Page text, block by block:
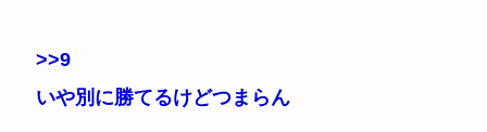
>>9
いや別に勝てるけどつまらん